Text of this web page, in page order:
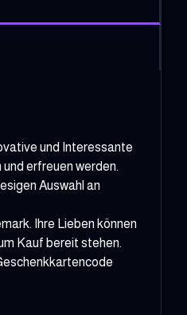
und Interessante
erfreuen werden.
Auswahl an
Ihre Lieben können
Kauf bereit stehen.